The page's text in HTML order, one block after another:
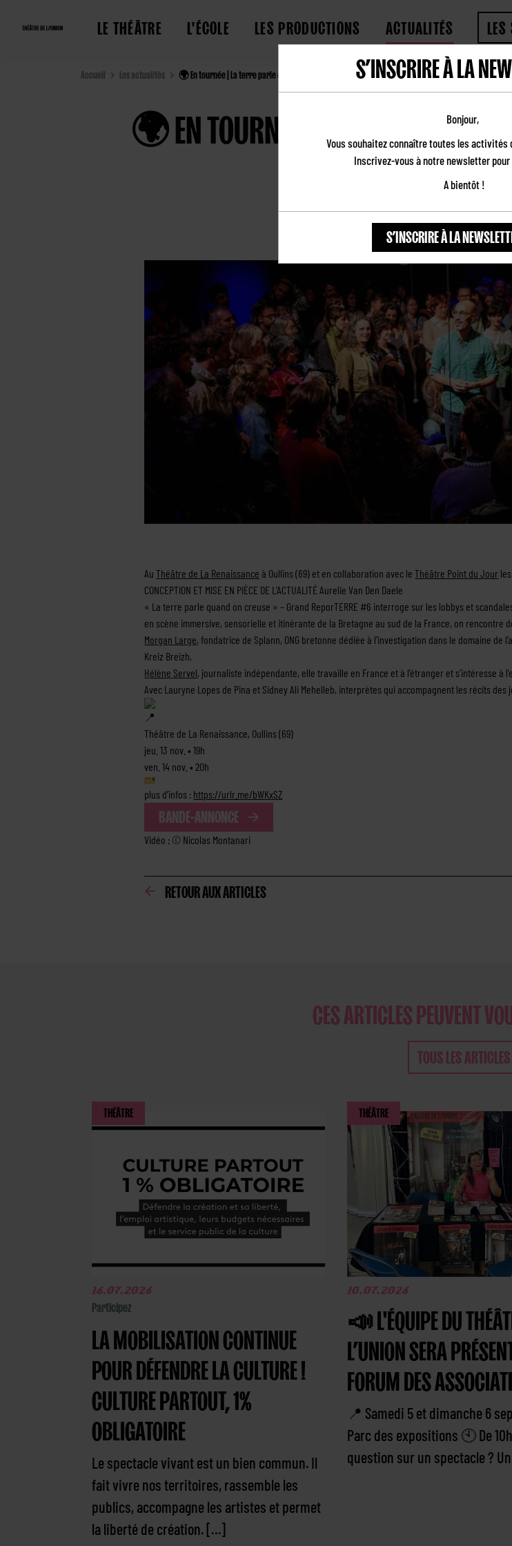
LE THÉÂTRE L'ÉCOLE LES PRODUCTIONS ACTUALITÉS LES
Accueil Les actualités 🌍 En tournée | La terre parle quand on creuse - Grand ReporTERRE #6
🌍 EN TOURNÉE | LA TERRE PARLE
29.10.2025
En tournée
AuThéâtre de La Renaissance à Oullins (69) et en collaboration avec leThéâtre Point du Jour
CONCEPTION ET MISE EN PIÈCE DE L’ACTUALITÉ Aurelie Van Den Daele
« La terre parle quand on creuse » – Grand ReporTERRE #6 interroge sur les lobbys et
en scène immersive, sensorielle et itinérante de la Bretagne au sud de la France, on rencontre
Morgan Large, fondatrice de Splann, ONG bretonne dédiée à l’investigation dans le domaine
Kreiz Breizh,
Hélène Servel, journaliste indépendante, elle travaille en France et à l’étranger et s’intéresse à
Avec Lauryne Lopes de Pina et Sidney Ali Mehelleb, interprètes qui accompagnent les récits des
Théâtre de La Renaissance, Oullins (69)
jeu. 13 nov. • 19h
ven. 14 nov. • 20h
plus d’infos : https://urlr.me/bWKxSZ
BANDE-ANNONCE
Vidéo : © Nicolas Montanari
RETOUR AUX ARTICLES
CES ARTICLES PEUVENT
TOUS LES ARTICLES
THÉÂTRE
16.07.2026
Participez
LA MOBILISATION CONTINUE
POUR DÉFENDRE LA CULTURE !
CULTURE PARTOUT, 1%
OBLIGATOIRE
Le spectacle vivant est un bien commun. Il
fait vivre nos territoires, rassemble les
publics, accompagne les artistes et permet
la liberté de création. […]
THÉÂTRE
10.07.2026
📣 L'ÉQUIPE DU
L’UNION SERA
FORUM DES
📍 Samedi 5 et dimanche 6
Parc des expositions 🕙 De
question sur un spectacle ?
S’INSCRIRE À LA
Bonjour,
Vous souhaitez connaître toutes les activités
Inscrivez-vous à notre newsletter pour
A bientôt !
S’INSCRIRE À LA